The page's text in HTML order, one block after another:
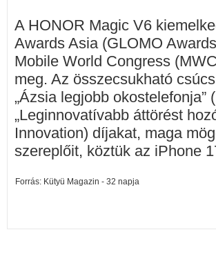
A HONOR Magic V6
Awards Asia (GLOMO
Mobile World Congress
meg. Az összecsukható
„Ázsia legjobb
„Leginnovatívabb áttörést
Innovation) díjakat, maga
szereplőit, köztük az iPhone
Forrás: Kütyü Magazin - 32 napja